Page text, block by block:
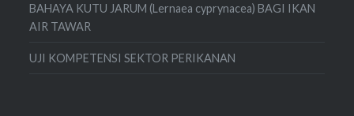
BAHAYA KUTU JARUM (Lernaea cyprynacea) BAGI IKAN
AIR TAWAR
UJI KOMPETENSI SEKTOR PERIKANAN